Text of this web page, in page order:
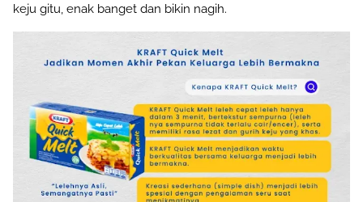
keju gitu, enak banget dan bikin nagih.